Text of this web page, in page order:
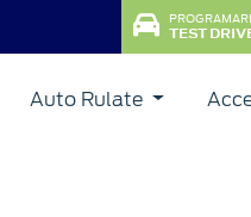
TEST
Auto Rulate